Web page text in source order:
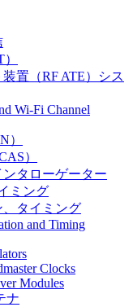
置（RF ATE）シス
Wi-Fi Channel
）
）
ンタローゲーター
ミング
タイミング
and Timing
Clocks
Modules
ナ